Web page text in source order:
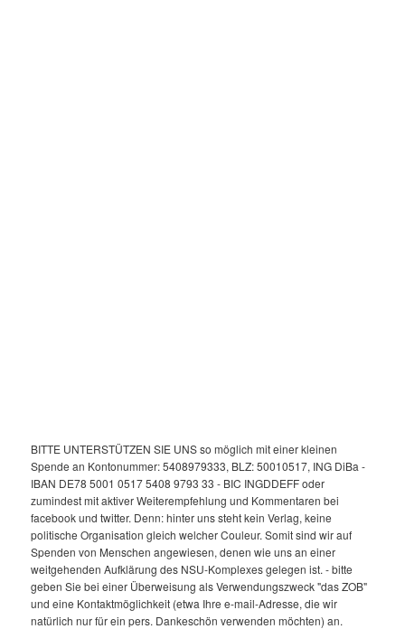
BITTE UNTERSTÜTZEN SIE UNS so möglich mit einer kleinen
Spende an Kontonummer: 5408979333, BLZ: 50010517, ING DiBa -
IBAN DE78 5001 0517 5408 9793 33 - BIC INGDDEFF oder
zumindest mit aktiver Weiterempfehlung und Kommentaren bei
facebook und twitter. Denn: hinter uns steht kein Verlag, keine
politische Organisation gleich welcher Couleur. Somit sind wir auf
Spenden von Menschen angewiesen, denen wie uns an einer
weitgehenden Aufklärung des NSU-Komplexes gelegen ist. - bitte
geben Sie bei einer Überweisung als Verwendungszweck "das ZOB"
und eine Kontaktmöglichkeit (etwa Ihre e-mail-Adresse, die wir
natürlich nur für ein pers. Dankeschön verwenden möchten) an.